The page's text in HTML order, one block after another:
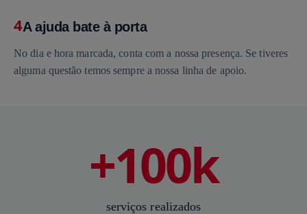
4A ajuda bate à porta
No dia e hora marcada, conta com a nossa presença. Se tiveres
alguma questão temos sempre a nossa linha de apoio.
+100k
serviços realizados